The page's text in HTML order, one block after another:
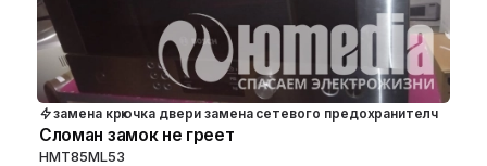
замена крючка двери замена сетевого предохранителч
Сломан замок не греет
HMT85ML53